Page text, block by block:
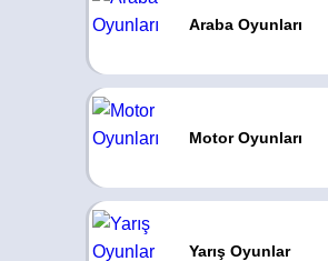
Araba Oyunları
Motor Oyunları
Yarış Oyunlar